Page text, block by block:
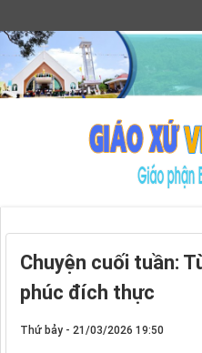
Chuyện cuối tuần:
phúc đích thực
Thứ bảy - 21/03/2026 19:50